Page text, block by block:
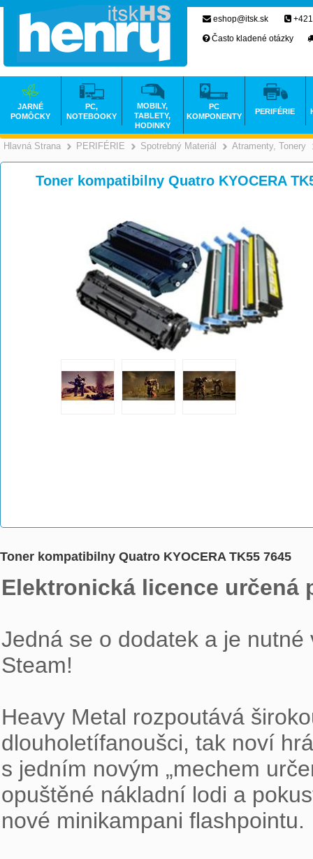
Hlavná Strana >
PERIFÉRIE >
Spotrebný Materiál >
Atramenty, Tonery
Toner kompatibilny Quatro KYOCERA
Toner kompatibilny Quatro KYOCERA TK55 7645
Elektronická licence určená
Jedná se o dodatek a je
Steam!
Heavy Metal rozpoutává
dlouholetífanoušci, tak noví
s jedním novým „mechem
opuštěné nákladní lodi a
nové minikampani flashpointu.
eshop@itsk.sk
Často kladené otázky
JARNÉ
POMÔCKY
PC,
NOTEBOOKY
MOBILY,
TABLETY,
HODINKY
PC
KOMPONENTY
PERIFÉRIE